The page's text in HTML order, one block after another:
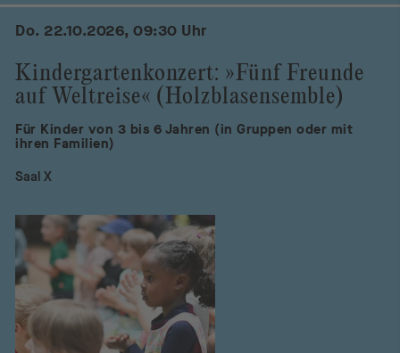
Kindergartenkonzert: »Fünf Freunde
auf Weltreise« (Holzblasensemble)
Für Kinder von 3 bis 6 Jahren (in Gruppen oder mit
ihren Familien)
Do. 22.10.2026, 09:30 Uhr
Saal X